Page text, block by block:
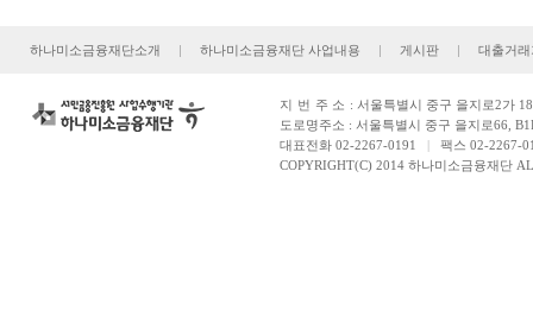
하나미소금융재단소개 | 하나미소금융재단 사업내용 | 게시판 | 대출거
지번주소 : 서울특별시 중구 을지로2가
도로명주소 : 서울특별시 중구 을지로66,
대표전화 02-2267-0191 | 팩스 02-2267-
COPYRIGHT(C) 2014 하나미소금융재단